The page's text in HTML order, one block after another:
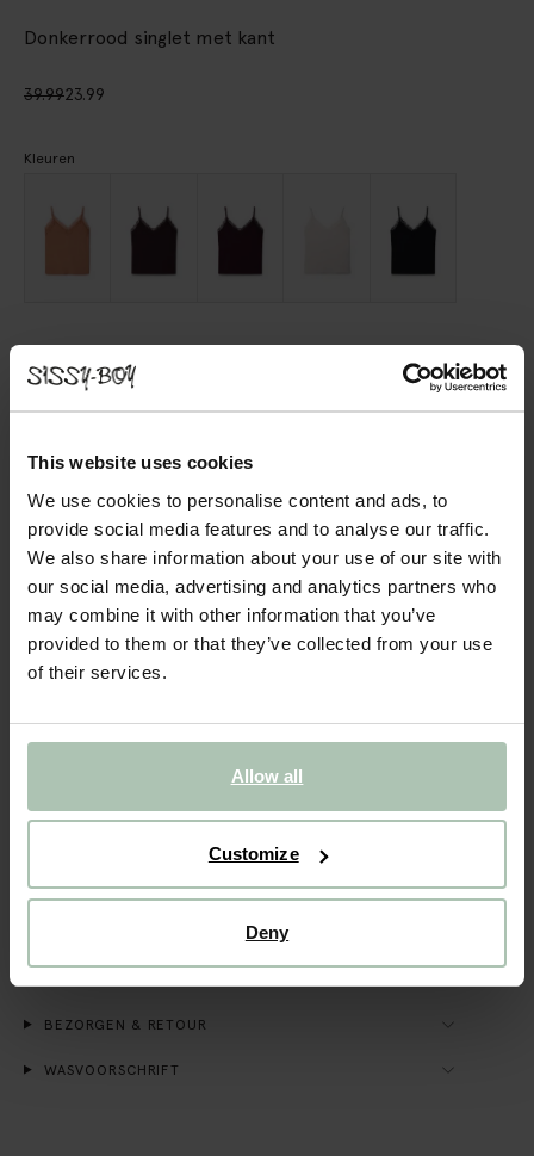
This website uses cookies
We use cookies to personalise content and ads, to
provide social media features and to analyse our traffic.
We also share information about your use of our site with
our social media, advertising and analytics partners who
may combine it with other information that you’ve
provided to them or that they’ve collected from your use
of their services.
Allow all
Customize
Deny
Donkerrood singlet met kant
39.9923.99
Kleuren
Gratis verzending naar winkel
Achteraf betalen
Snelle levering
Donkerrood singlet met kant van Sissy-Boy. Het singlet heeft
rand langs de bovenzijde. Het model heeft een lengte van
1,74 m en draagt maat S. Materiaal: 65% modal, 35%
BEZORGEN & RETOUR
WASVOORSCHRIFT